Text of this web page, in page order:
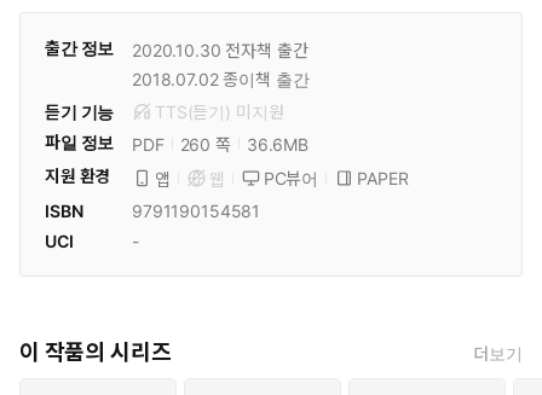
출간 정보 2020.10.30 전자책 출간
2018.07.02 종이책 출간
듣기 기능
TTS(듣기) 미 지원
파일 정보
PDF 260 쪽
36.6MB
지원 환경
앱 웹 PC뷰어
PAPER
ISBN
9791190154581
UCI
-
이 작품의 시리즈 더보기